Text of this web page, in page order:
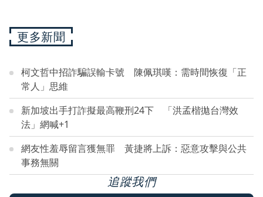
更多新聞
柯文哲中招詐騙誤輸卡號 陳佩琪嘆：需時間恢復「正
常人」思維
新加坡出手打詐擬最高鞭刑24下 「洪孟楷拋台灣效
法」網喊+1
網友性羞辱留言獲無罪 黃捷將上訴：惡意攻擊與公共
事務無關
追蹤我們